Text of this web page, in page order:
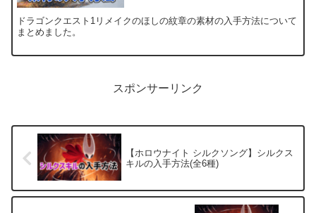
ドラゴンクエスト1リメイクのほしの紋章の素材の入手方法について
まとめました。
スポンサーリンク
【ホロウナイト シルクソング】シルクス
キルの入手方法(全6種)